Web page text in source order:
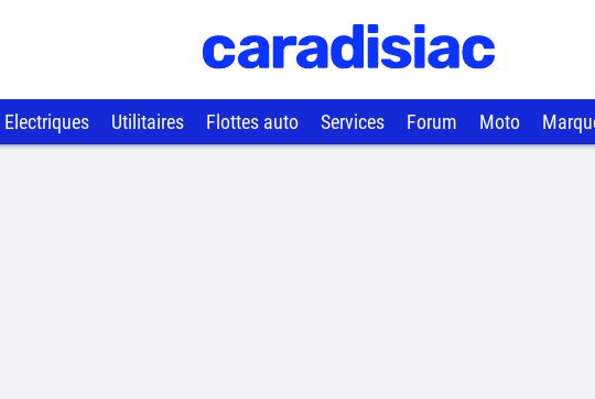
Electriques Utilitaires Flottes auto Services Forum Moto